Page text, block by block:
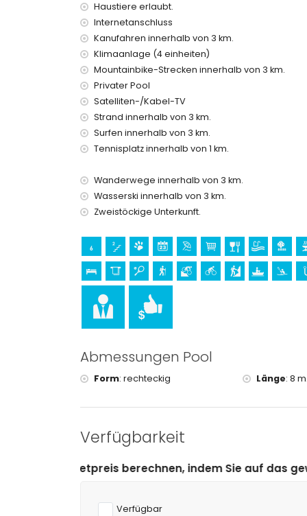
Heizung und Klimaanlage
Einrichtungen und Dienstleistungen gegen
Zusatzbett und Kinderbetten/Kinderstühle (auf
Unterhaltungs- und Freizeitaktivitäten für
Bar (innerhalb von 5 Kilometern vom Haus)
Sehenswürdigkeiten und Kultur in Jávea, Costa
Museum (Pueblo Histórico, Jávea), Kirche
(Pueblo Histórico, Jávea), architektonisches
Histórico und Jávea) (innerhalb von 10
Palast (Palacio Real de Valencia), Burg (Portal
Unterkunft)
Sport
Tennis (innerhalb von 1000 Metern von der
Wandern, Mountainbiking, Radfahren, Klettern,
Surfen, Windsurfen und Wasserski (innerhalb
Golf (Jávea Golf Club Jávea) und Reiten
Haustiere erlaubt.
Internetanschluss
Kanufahren innerhalb von 3 km.
Klimaanlage (4 einheiten)
Mountainbike-Strecken innerhalb von 3 km.
Privater Pool
Satelliten-/Kabel-TV
Strand innerhalb von 3 km.
Surfen innerhalb von 3 km.
Tennisplatz innerhalb von 1 km.
Wanderwege innerhalb von 3 km.
Wasserski innerhalb von 3 km.
Zweistöckige Unterkunft.
Abmessungen Pool
Form: rechteckig Länge: 8 m.
Verfügbarkeit
indem Sie auf das gewünschte An- und
Verfügbar